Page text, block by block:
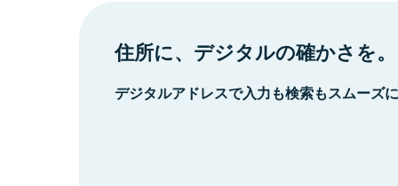
住所に、デジタルの確かさを。
デジタルアドレスで入力も検索もスムーズ